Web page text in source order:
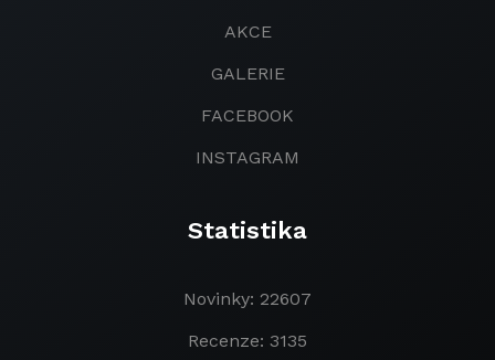
AKCE
GALERIE
FACEBOOK
INSTAGRAM
Statistika
Novinky: 22607
Recenze: 3135